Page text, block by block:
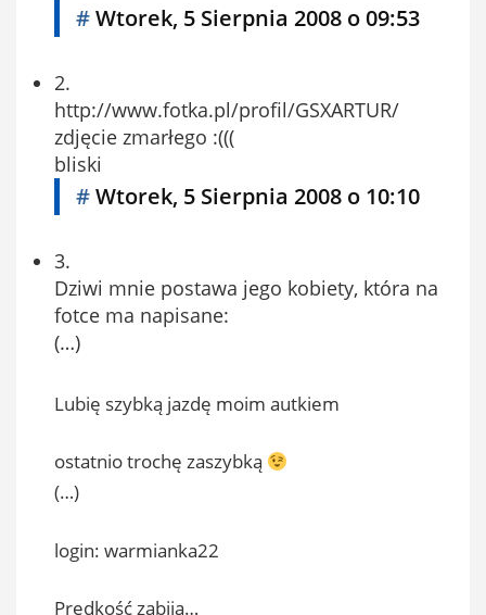
#Wtorek, 5 Sierpnia 2008 o 09:53
2.
http://www.fotka.pl/profil/GSXARTUR/
zdjęcie zmarłego :(((
bliski
#Wtorek, 5 Sierpnia 2008 o 10:10
3.
Dziwi mnie postawa jego kobiety, która na
fotce ma napisane:
(…)
Lubię szybką jazdę moim autkiem
ostatnio trochę zaszybką
(…)
login: warmianka22
Prędkość zabija…